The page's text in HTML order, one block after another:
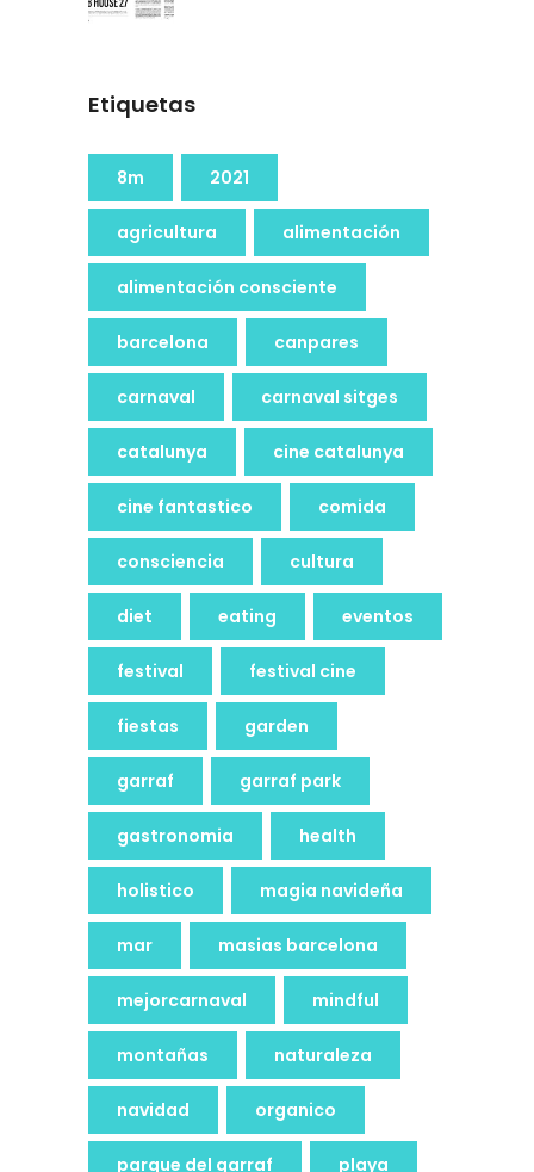
Etiquetas
8m 2021
agricultura alimentación
alimentación consciente
barcelona canpares
carnaval carnaval sitges
catalunya cine catalunya
cine fantastico comida
consciencia cultura
diet eating eventos
festival festival cine
fiestas garden
garraf garraf park
gastronomia health
holistico magia navideña
mar masias barcelona
mejorcarnaval mindful
montañas naturaleza
navidad organico
parque del garraf playa